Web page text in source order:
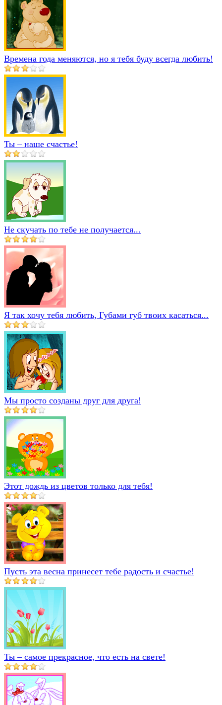
Времена года меняются, но я тебя буду всегда любить!
Ты – наше счастье!
Не скучать по тебе не получается...
Я так хочу тебя любить, Губами губ твоих касаться...
Мы просто созданы друг для друга!
Этот дождь из цветов только для тебя!
Пусть эта весна принесет тебе радость и счастье!
Ты – самое прекрасное, что есть на свете!